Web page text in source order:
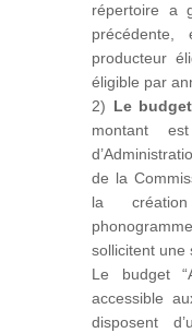
répertoire a
producteur
éligible par
2) Le
montant
de la
la
sollicitent une
Le budget
accessible
disposent